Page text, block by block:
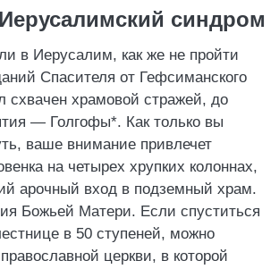
синдром
в Иерусалим, как же не пройти
Спасителя от Гефсиманского
схвачен храмовой стражей, до
— Голгофы*. Как только вы
ваше внимание привлечет
на четырех хрупких колоннах,
арочный вход в подземный храм.
Божьей Матери. Если спуститься
в 50 ступеней, можно
церкви, в которой